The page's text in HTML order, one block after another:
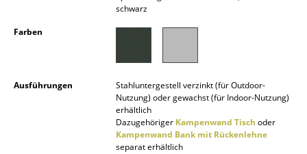
Schreibtischleuchten
Stehleuchten & Leseleuchten
Wandleuchten
Outdoor-Leuchten
schwarz
Farben
Ausführungen
Stahluntergestell verzinkt (für Outdoor-
Nutzung) oder gewachst (für Indoor-Nutzung)
erhältlich
Dazugehöriger Kampenwand Tisch oder
Kampenwand Bank mit Rückenlehne
separat erhältlich